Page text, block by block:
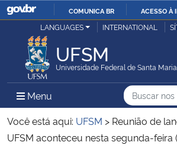
IR
COMUNICA BR ACESSO À
Ministério da Justiça e Segurança Pública
Ministério da Defesa
Ministério das Relações Exteriores
LANGUAGES INTERNATIONAL
UFSM
Universidade Federal de Santa Maria
Menu Menu Principal do Sítio
Busca
Buscar
Busca:
Você está aqui: UFSM > Reunião de
UFSM aconteceu nesta segunda-feira